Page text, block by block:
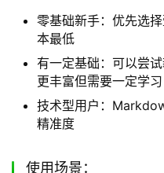
零基础新手：优先选
本最低
有一定基础：可以尝
更丰富但需要一定学习
技术型用户：
精准度
使用场景：